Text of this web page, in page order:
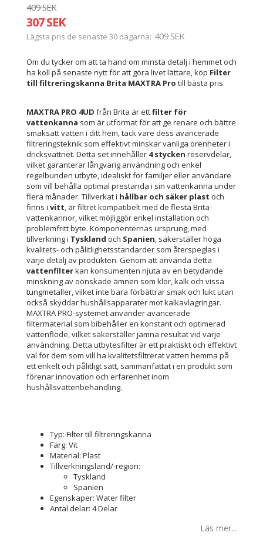
409 SEK
307 SEK
Lägsta pris de senaste 30 dagarna 409 SEK
Om du tycker om att ta hand om minsta detalj i hemmet och
ha koll på senaste nytt för att göra livet lättare, köp Filter
till filtreringskanna Brita MAXTRA Pro till bästa pris.
MAXTRA PRO 4UD från Brita är ettfilter för
vattenkanna som är utformat för att ge renare och bättre
smaksatt vatten i ditt hem, tack vare dess avancerade
filtreringsteknik som effektivt minskar vanliga orenheter i
dricksvattnet. Detta set innehåller 4 stycken reservdelar,
vilket garanterar långvarig användning och enkel
regelbunden utbyte, idealiskt för familjer eller användare
som vill behålla optimal prestanda i sin vattenkanna under
flera månader. Tillverkat i hållbar och säker plast och
finns i vitt, är filtret kompatibelt med de flesta Brita-
vattenkannor, vilket möjliggör enkel installation och
problemfritt byte. Komponenternas ursprung, med
tillverkning i Tyskland och Spanien, säkerställer höga
kvalitets- och pålitlighetsstandarder som återspeglas i
varje detalj av produkten. Genom att använda detta
vattenfilterkan konsumenten njuta av en betydande
minskning av oönskade ämnen som klor, kalk och vissa
tungmetaller, vilket inte bara förbättrar smak och lukt utan
också skyddar hushållsapparater mot kalkavlagringar.
MAXTRA PRO-systemet använder avancerade
filtermaterial som bibehåller en konstant och optimerad
vattenflöde, vilket säkerställer jämna resultat vid varje
användning. Detta utbytesfilter är ett praktiskt och effektivt
val för dem som vill ha kvalitetsfiltrerat vatten hemma på
ett enkelt och pålitligt sätt, sammanfattat i en produkt som
förenar innovation och erfarenhet inom
hushållsvattenbehandling.
Typ: Filter till filtreringskanna
Färg: Vit
Material: Plast
Tillverkningsland/-region:
Tyskland
Spanien
Egenskaper: Water filter
Antal delar: 4 Delar
Läs mer...